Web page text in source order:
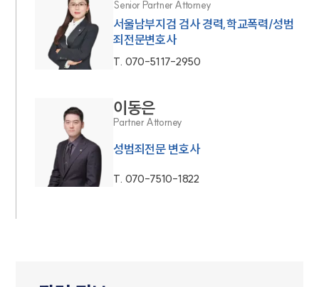
Senior Partner Attorney
서울남부지검 검사 경력,학교폭력/성범
죄전문변호사
T. 070-5117-2950
이동은
Partner Attorney
성범죄전문 변호사
T. 070-7510-1822